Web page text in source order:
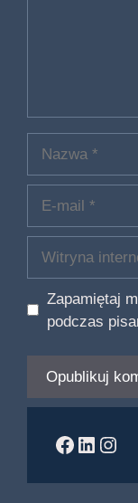
internetowa
Zapamiętaj
podczas
Facebook